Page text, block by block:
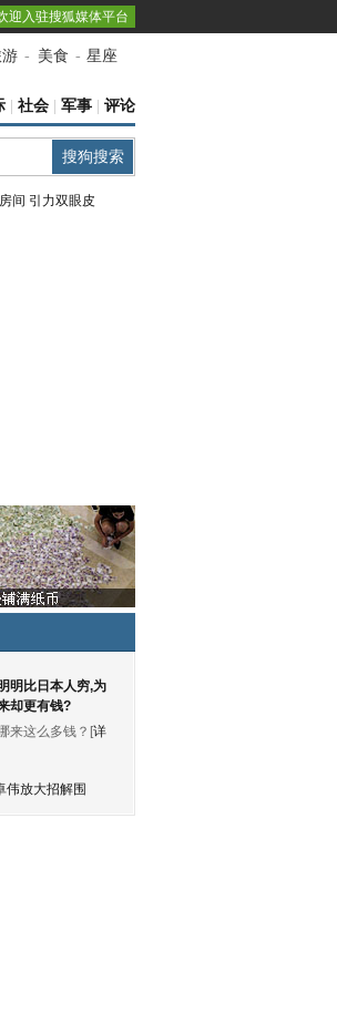
迎入驻搜狐媒体平台
- 美食 - 星座
社会 军事 评论
间 引力双眼皮
明比日本人穷,为
却更有钱?
来这么多钱？[详
伟放大招解围